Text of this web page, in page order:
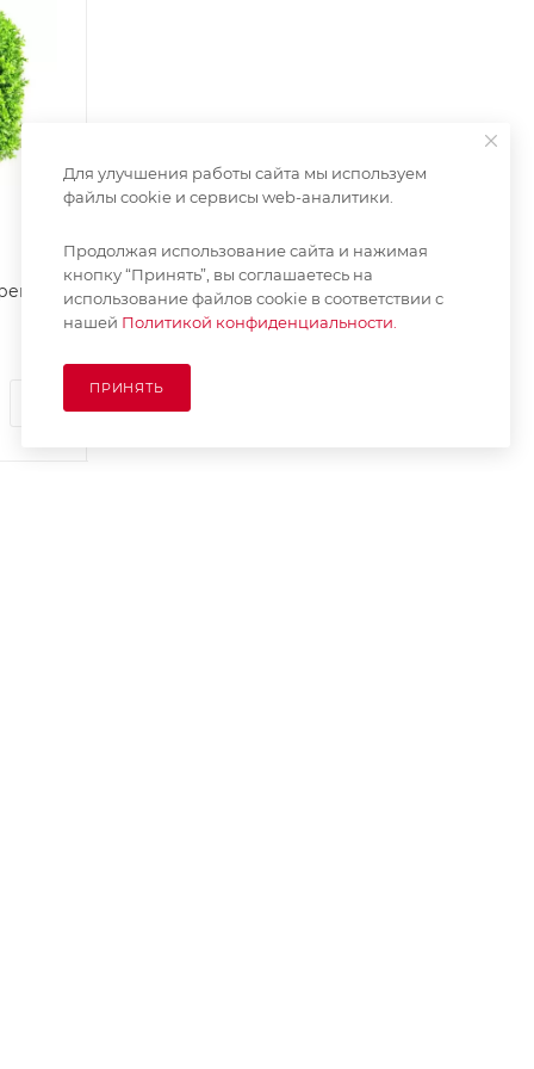
Ветка искусственная с
цветами
Большой
Для улучшения работы сайта мы используем
файлы cookie и сервисы web-аналитики.
Продолжая использование сайта и нажимая
кнопку “Принять”, вы соглашаетесь на
использование файлов cookie в соответствии с
нашей Политикой конфиденциальности.
ПРИНЯТЬ